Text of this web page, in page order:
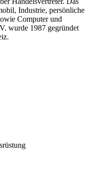
Industrie, persönliche
Computer und
wurde 1987 gegründet